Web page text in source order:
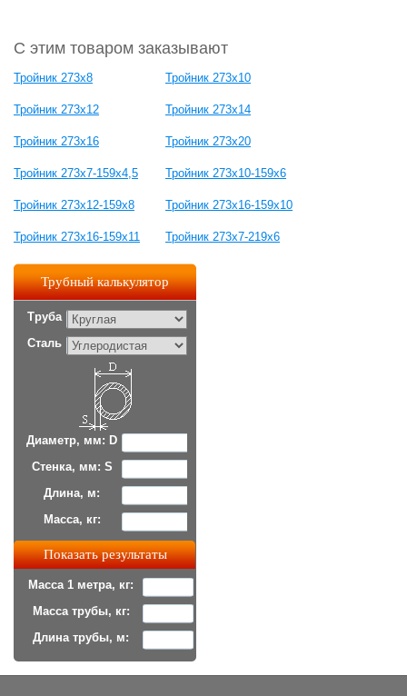
С этим товаром заказывают
Тройник 273х8 Тройник 273х10
Тройник 273х12 Тройник 273х14
Тройник 273х16 Тройник 273х20
Тройник 273х7-159х4,5 Тройник 273х10-159х6
Тройник 273х12-159х8 Тройник 273х16-159х10
Тройник 273х16-159х11 Тройник 273х7-219х6
Трубный калькулятор
Труба
Сталь
Диаметр, мм: D
Стенка, мм: S
Длина, м:
Масса, кг:
Масса 1 метра, кг:
Масса трубы, кг:
Длина трубы, м: